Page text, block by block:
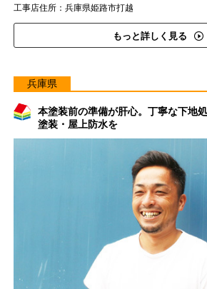
工事店住所：兵庫県姫路市打越
もっと詳しく見る
兵庫県
本塗装前の準備が肝心。丁寧な下地
塗装・屋上防水を